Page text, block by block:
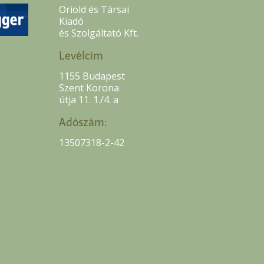
Oriold és Társai
Kiadó
és Szolgáltató Kft.
Levélcím
1155 Budapest
Szent Korona
útja 11. 1./4. a
Adószám:
13507318-2-42